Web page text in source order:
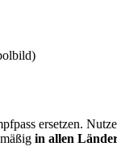
ersetzen.
in allen